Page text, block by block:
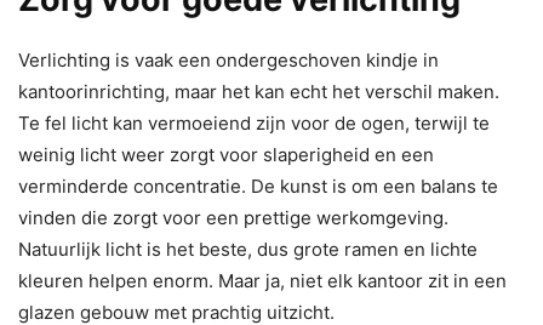
Verlichting is vaak een ondergeschoven kindje in
kantoorinrichting, maar het kan echt het verschil maken.
Te fel licht kan vermoeiend zijn voor de ogen, terwijl te
weinig licht weer zorgt voor slaperigheid en een
verminderde concentratie. De kunst is om een balans te
vinden die zorgt voor een prettige werkomgeving.
Natuurlijk licht is het beste, dus grote ramen en lichte
kleuren helpen enorm. Maar ja, niet elk kantoor zit in een
glazen gebouw met prachtig uitzicht.